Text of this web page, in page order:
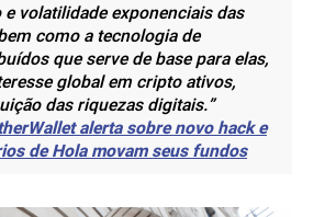
e volatilidade exponenciais das
como a tecnologia de
que serve de base para elas,
global em cripto ativos,
das riquezas digitais.”
alerta sobre novo hack e
de Hola movam seus fundos